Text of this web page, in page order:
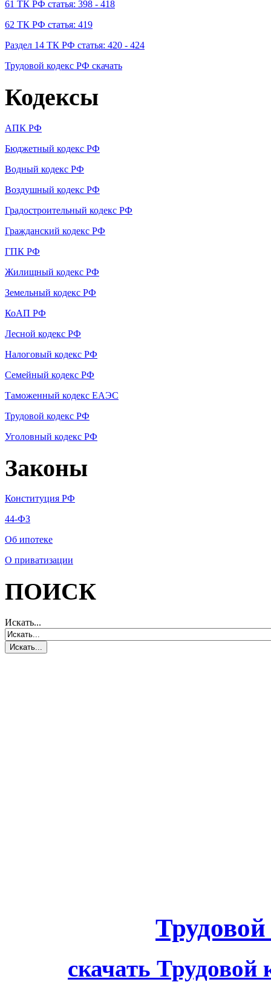
61 ТК РФ статья: 398 - 418
62 ТК РФ статья: 419
Раздел 14 ТК РФ статья: 420 - 424
Трудовой кодекс РФ скачать
Кодексы
АПК РФ
Бюджетный кодекс РФ
Водный кодекс РФ
Воздушный кодекс РФ
Градостроительный кодекс РФ
Гражданский кодекс РФ
ГПК РФ
Жилищный кодекс РФ
Земельный кодекс РФ
КоАП РФ
Лесной кодекс РФ
Налоговый кодекс РФ
Семейный кодекс РФ
Таможенный кодекс ЕАЭС
Трудовой кодекс РФ
Уголовный кодекс РФ
Законы
Конституция РФ
44-ФЗ
Об ипотеке
О приватизации
ПОИСК
Искать...
скачать